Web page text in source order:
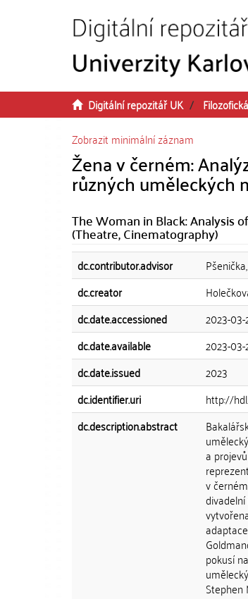
Digitální repozitář UK
Zobrazit minimální záznam
Žena v černém:
různých uměleckých
The Woman in Black: Analysis
(Theatre, Cinematography)
dc.contributor.advisor
dc.creator
dc.date.accessioned
2023-
dc.date.available
2023-
dc.date.issued
2023
dc.identifier.uri
http://
dc.description.abstract
a
v
pokusí
Stephen